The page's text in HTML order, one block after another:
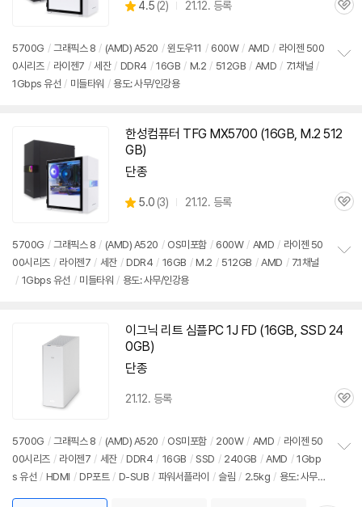
별
4.5 (상
2) 21.12. 등록
관
5700G / 그래픽스 8 / (AMD) A520 / 윈도우11 / 600W / AMD / 라이젠 500
0시리즈 / 라이젠7 / 세잔 / DDR4 / 16GB / M.2 / 512GB / AMD / 7.1채널 /
1Gbps 유선 / 미들타워 / 용도: 사무/인강용
한성컴퓨터 TFG MX5700 (16GB, M.2 512
GB)
단종
별
5.0 (상
3) 21.12. 등록
관
5700G / 그래픽스 8 / (AMD) A520 / OS미포함 / 600W / AMD / 라이젠 50
00시리즈 / 라이젠7 / 세잔 / DDR4 / 16GB / M.2 / 512GB / AMD / 7.1채널
/ 1Gbps 유선 / 미들타워 / 용도: 사무/인강용
이그닉 리트 심플PC 1J FD (16GB, SSD 24
0GB)
단종
21.12. 등록
관
5700G / 그래픽스 8 / (AMD) A520 / OS미포함 / 200W / AMD / 라이젠 50
00시리즈 / 라이젠7 / 세잔 / DDR4 / 16GB / SSD / 240GB / AMD / 1Gbp
s 유선 / HDMI / DP포트 / D-SUB / 파워서플라이 / 슬림 / 2.5kg / 용도: 사무/